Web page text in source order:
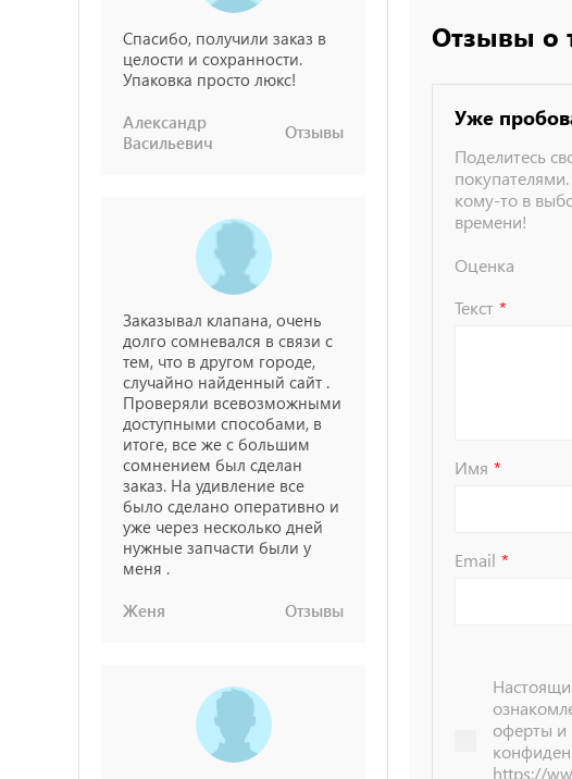
Спасибо, получили заказ в
целости и сохранности.
Упаковка просто люкс!
Александр
Васильевич
Отзывы
Заказывал клапана, очень
долго сомневался в связи с
тем, что в другом городе,
случайно найденный сайт .
Проверяли всевозможными
доступными способами, в
итоге, все же с большим
сомнением был сделан
заказ. На удивление все
было сделано оперативно и
уже через несколько дней
нужные запчасти были у
меня .
Женя
Отзывы
Отзывы о
Уже
Поделитесь
кому-то в
времени!
Оценка
Текст
Имя
Email
оферты и
https://